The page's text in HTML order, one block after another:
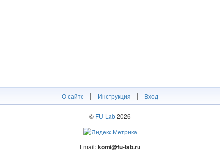
О сайте | Инструкция | Вход
© FU-Lab2026
Email:komi@fu-lab.ru